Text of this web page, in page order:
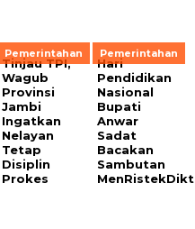
Pemerintahan
Tinjau TPI,
Wagub
Provinsi
Jambi
Ingatkan
Nelayan
Tetap
Disiplin
Prokes
Pemerintahan
Hari
Pendidikan
Nasional
Bupati
Anwar
Sadat
Bacakan
Sambutan